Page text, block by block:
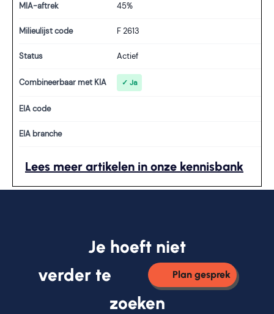
MIA-aftrek 45%
Milieulijst code F 2613
Status Actief
Combineerbaar met KIA ✓ Ja
EIA code
EIA branche
Lees meer artikelen in onze kennisbank
Je hoeft niet
verder te
Plan gesprek
zoeken